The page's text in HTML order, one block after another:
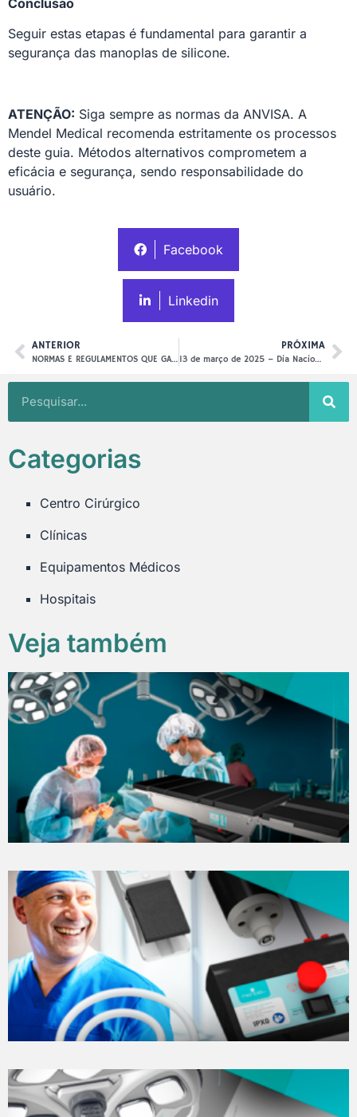
Conclusão
Seguir estas etapas é fundamental para garantir a
segurança das manoplas de silicone.
ATENÇÃO: Siga sempre as normas da ANVISA. A
Mendel Medical recomenda estritamente os processos
deste guia. Métodos alternativos comprometem a
eficácia e segurança, sendo responsabilidade do
usuário.
Facebook
Linkedin
ANTERIOR
NORMAS E REGULAMENTOS QUE GARANTEM A SEGURANÇA DOS NOSSOS PRODUTOS.
PRÓXIMA
13 de março de 2025 – Dia Nacional do Rim
Categorias
Centro Cirúrgico
Clínicas
Equipamentos Médicos
Hospitais
Veja também